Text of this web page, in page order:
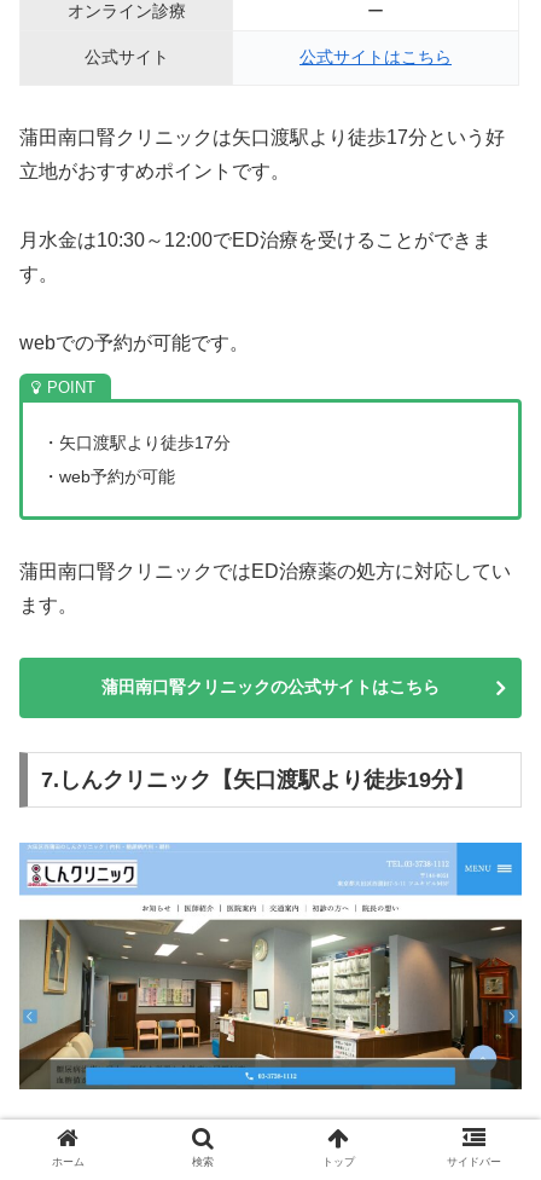
オンライン診療
ー
公式サイト 公式サイトはこちら
蒲田南口腎クリニックは矢口渡駅より徒歩17分という好
立地がおすすめポイントです。
月水金は10:30～12:00でED治療を受けることができま
す。
webでの予約が可能です。
・矢口渡駅より徒歩17分
・web予約が可能
蒲田南口腎クリニックではED治療薬の処方に対応してい
ます。
蒲田南口腎クリニックの公式サイトはこちら
7.しんクリニック【矢口渡駅より徒歩19分】
クリニック名 しんクリニック
ホーム 検索 トップ サイドバー